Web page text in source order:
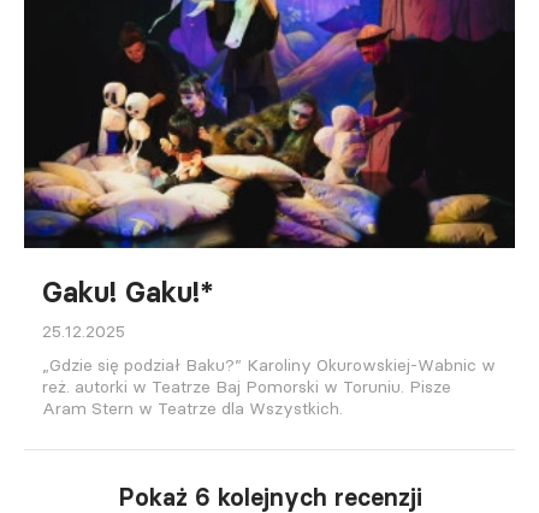
Gaku! Gaku!*
25.12.2025
„Gdzie się podział Baku?” Karoliny Okurowskiej-Wabnic w
reż. autorki w Teatrze Baj Pomorski w Toruniu. Pisze
Aram Stern w Teatrze dla Wszystkich.
Pokaż 6 kolejnych recenzji